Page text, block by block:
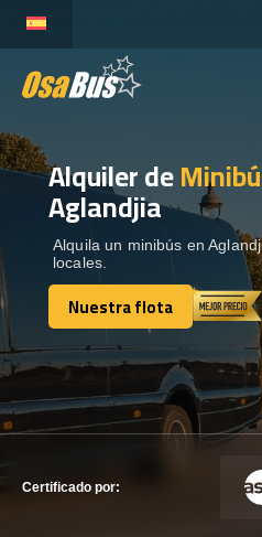
content
ALQUILER DE
DESTINOS
RECORRIDAS
Alquiler de
Aglandjia
Alquila un minibús en
locales.
Nuestra flota
Nuestra flota
Certificado por: